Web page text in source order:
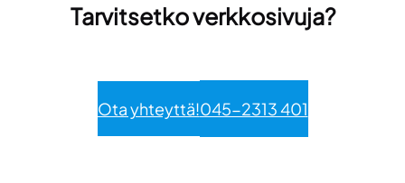
Tarvitsetko verkkosivuja?
Ota yhteyttä!045-2313 401